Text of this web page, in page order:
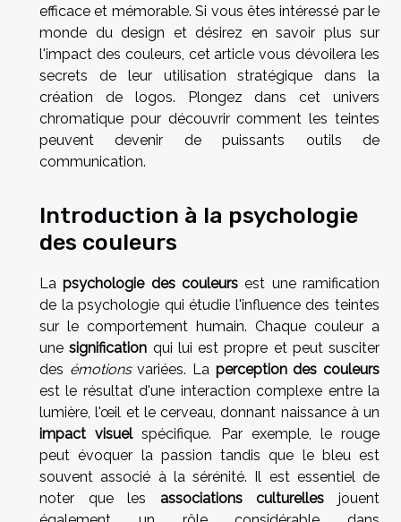
efficace et mémorable. Si vous êtes intéressé par le
monde du design et désirez en savoir plus sur
l'impact des couleurs, cet article vous dévoilera les
secrets de leur utilisation stratégique dans la
création de logos. Plongez dans cet univers
chromatique pour découvrir comment les teintes
peuvent devenir de puissants outils de
communication.
Introduction à la psychologie
des couleurs
Lapsychologie des couleurs est une ramification
de la psychologie qui étudie l'influence des teintes
sur le comportement humain. Chaque couleur a
unesignification qui lui est propre et peut susciter
des émotionsvariées. La perception des couleurs
est le résultat d'une interaction complexe entre la
lumière, l'œil et le cerveau, donnant naissance à un
impact visuelspécifique. Par exemple, le rouge
peut évoquer la passion tandis que le bleu est
souvent associé à la sérénité. Il est essentiel de
noter que les associations culturelles jouent